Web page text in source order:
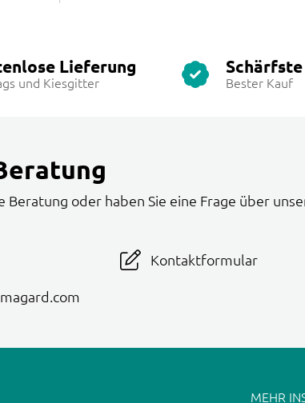
Lieferung
und Kiesgitter Bester Kauf
Beratung oder haben Sie eine Frage über
Kontaktformular
MEHR